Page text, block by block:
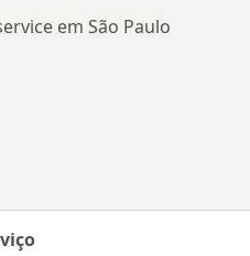
em São Paulo